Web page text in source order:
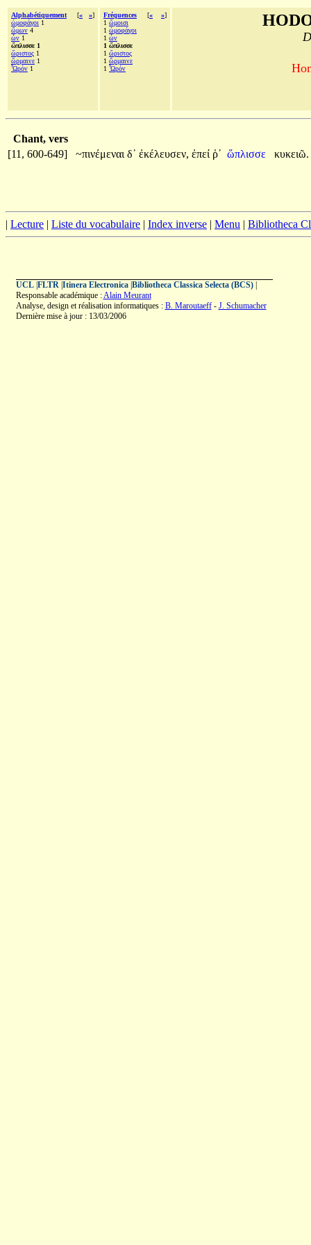
Alphabétiquement [« »]
ὠμοφάγοι 1
ὤμων 4
ὧν 1
ὥπλισσε 1
ὤριστος 1
ὥρμαινε 1
Ὦρόν 1
Fréquences [« »]
1 ὤμοισι
1 ὠμοφάγοι
1 ὧν
1 ὥπλισσε
1 ὤριστος
1 ὥρμαινε
1 Ὦρόν
Chant, vers
[11, 600-649]
~πινέμεναι δ᾽ ἐκέλευσεν, ἐπεί ῥ᾽ ὥπλισσε κυκειῶ.
| Lecture | Liste du vocabulaire | Index inverse | Menu | Bibliotheca
UCL| FLTR| Itinera Electronica| Bibliotheca Classica Selecta (BCS)|
Responsable académique :Alain Meurant
Analyse, design et réalisation informatiques : B. Maroutaeff- J. Schumacher
Dernière mise à jour : 13/03/2006